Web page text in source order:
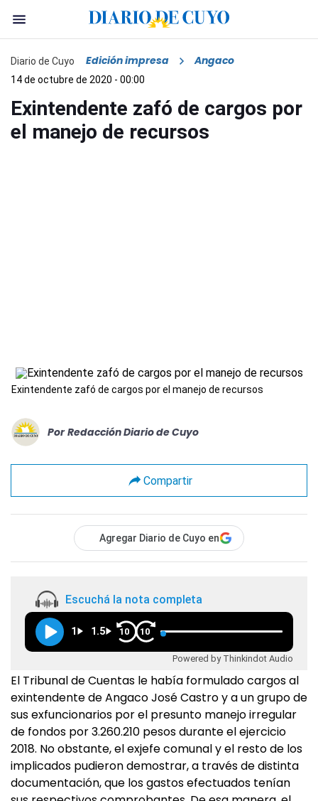
Diario de Cuyo Edición impresa Angaco
14 de octubre de 2020 - 00:00
Exintendente zafó de cargos por
el manejo de recursos
Exintendente zafó de cargos por el manejo de recursos
Por Redacción Diario de Cuyo
Compartir
Agregar Diario de Cuyo en
Escuchá la nota completa
1 1.5 10 10
Powered by Thinkindot Audio
El Tribunal de Cuentas le había formulado cargos al
exintendente de Angaco José Castro y a un grupo de
sus exfuncionarios por el presunto manejo irregular
de fondos por 3.260.210 pesos durante el ejercicio
2018. No obstante, el exjefe comunal y el resto de los
implicados pudieron demostrar, a través de distinta
documentación, que los gastos efectuados tenían